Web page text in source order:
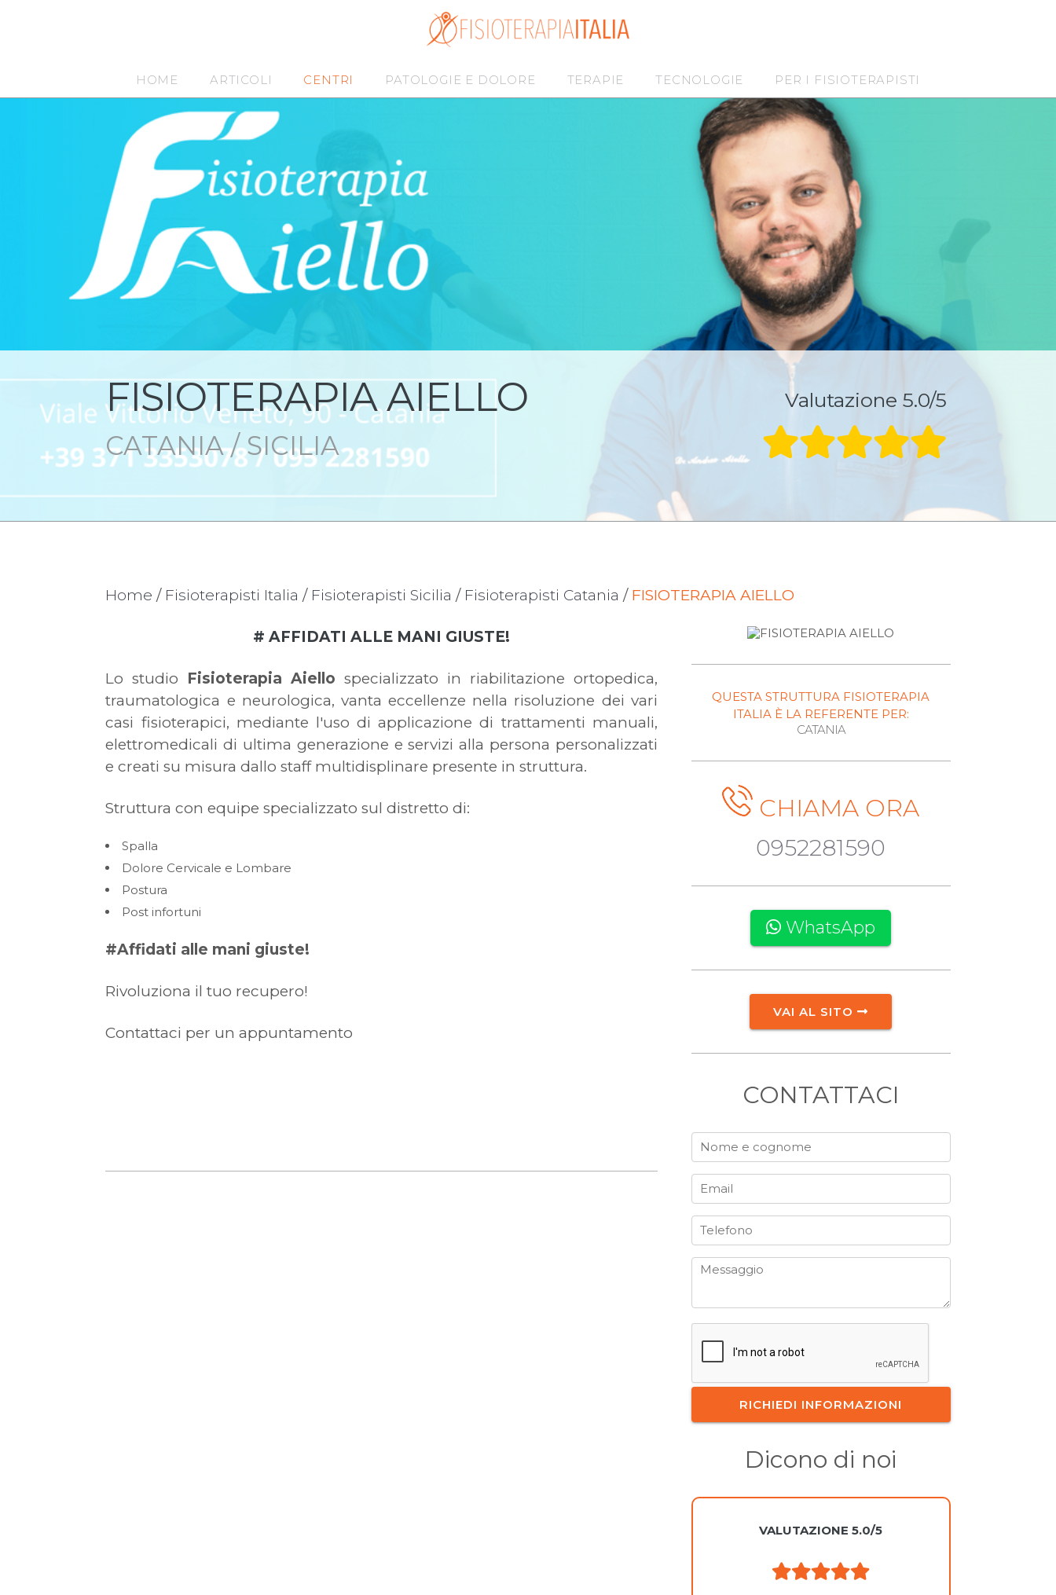
HOME ARTICOLI CENTRI PATOLOGIE E DOLORE TERAPIE TECNOLOGIE PER I FISIOTERAPISTI
FISIOTERAPIA AIELLO
CATANIA / SICILIA
Valutazione 5.0/5
Home / Fisioterapisti Italia / Fisioterapisti Sicilia / Fisioterapisti Catania / FISIOTERAPIA AIELLO
# AFFIDATI ALLE MANI GIUSTE!
Lo studio Fisioterapia Aiello specializzato in riabilitazione ortopedica,
traumatologica e neurologica, vanta eccellenze nella risoluzione dei vari
casi fisioterapici, mediante l'uso di applicazione di trattamenti manuali,
elettromedicali di ultima generazione e servizi alla persona personalizzati
e creati su misura dallo staff multidisplinare presente in struttura.
Struttura con equipe specializzato sul distretto di:
Spalla
Dolore Cervicale e Lombare
Postura
Post infortuni
#Affidati alle mani giuste!
Rivoluziona il tuo recupero!
Contattaci per un appuntamento
QUESTA STRUTTURA FISIOTERAPIA
ITALIA È LA REFERENTE PER:
CATANIA
CHIAMA ORA
0952281590
WhatsApp
VAI AL SITO
CONTATTACI
Dicono di noi
VALUTAZIONE 5.0/5